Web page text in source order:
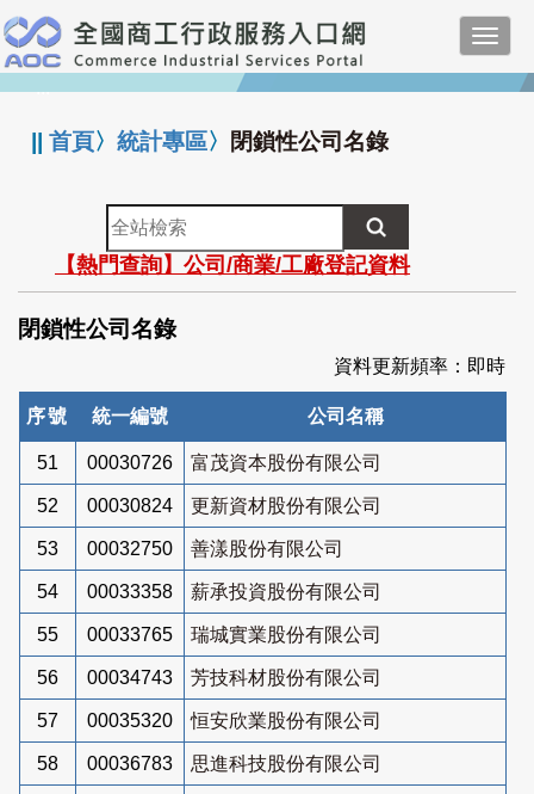
跳
到
主
要
:::
||首頁〉統計專區〉 閉鎖性公司名錄
全
站
檢
索
【熱門查詢】公司/商業/工廠登記資料
閉鎖性公司名錄
資料更新頻率：即時
序號 統一編號 公司名稱
51 00030726 富茂資本股份有限公司
52 00030824 更新資材股份有限公司
53 00032750 善漾股份有限公司
54 00033358 薪承投資股份有限公司
55 00033765 瑞城實業股份有限公司
56 00034743 芳技科材股份有限公司
57 00035320 恒安欣業股份有限公司
58 00036783 思進科技股份有限公司